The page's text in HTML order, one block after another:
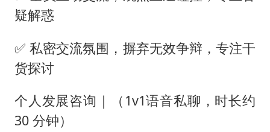
疑解惑
✅ 私密交流氛围，摒弃无效争辩，专注干
货探讨
个人发展咨询｜（1v1语音私聊，时长约
30 分钟）